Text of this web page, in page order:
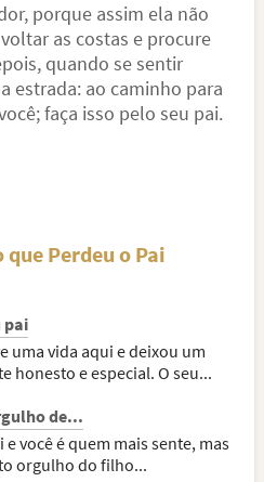
porque assim ela não
as costas e procure
quando se sentir
estrada: ao caminho para
faça isso pelo seu pai.
Perdeu o Pai
pai
uma vida aqui e deixou um
honesto e especial. O seu...
de...
você é quem mais sente, mas
orgulho do filho...